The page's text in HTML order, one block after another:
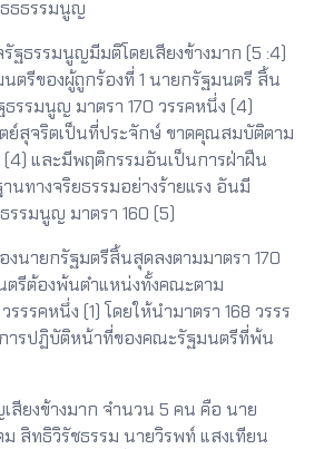
ธธรรมนูญ
ฐธรรมนูญมีมติโดยเสียงข้างมาก (5 :4)
ตรีของผู้ถูกร้องที่ 1 นายกรัฐมนตรี สิ้น
รรมนูญ มาตรา 170 วรรคหนึ่ง (4)
ย์สุจริตเป็นที่ประจักษ์ ขาดคุณสมบัติตาม
และมีพฤติกรรมอันเป็นการฝ่าฝืน
นทางจริยธรรมอย่างร้ายแรง อันมี
รมนูญ มาตรา 160 (5)
งนายกรัฐมตรีสิ้นสุดลงตามมาตรา 170
ตรีต้องพ้นตำแหน่งทั้งคณะตาม
รรคหนึ่ง (1) โดยให้นำมาตรา 168 วรรร
ารปฏิบัติหน้าที่ของคณะรัฐมนตรีที่พ้น
สียงข้างมาก จำนวน 5 คน คือ นาย
สิทธิวิรัชธรรม นายวิรพท์ แสงเทียน